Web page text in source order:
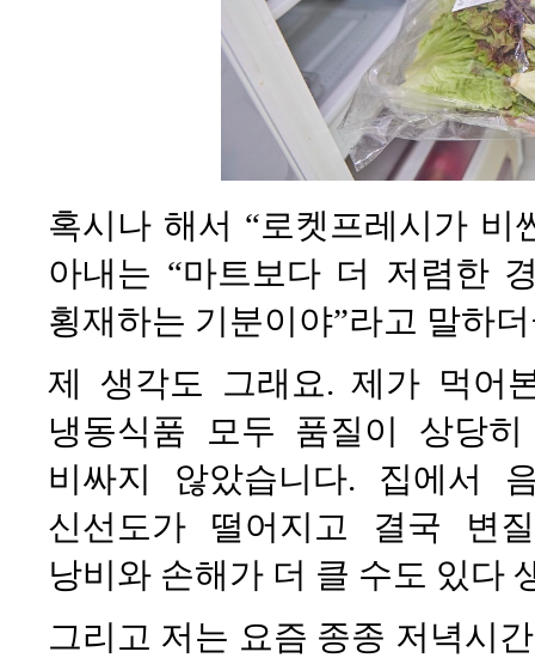
혹시나 해서 “로켓프레시가 비
아내는 “마트보다 더 저렴한
횡재하는 기분이야”라고 말하
제 생각도 그래요. 제가 먹어
냉동식품 모두 품질이 상당
비싸지 않았습니다. 집에서
신선도가 떨어지고 결국 변
낭비와 손해가 더 클 수도 있다
그리고 저는 요즘 종종 저녁시